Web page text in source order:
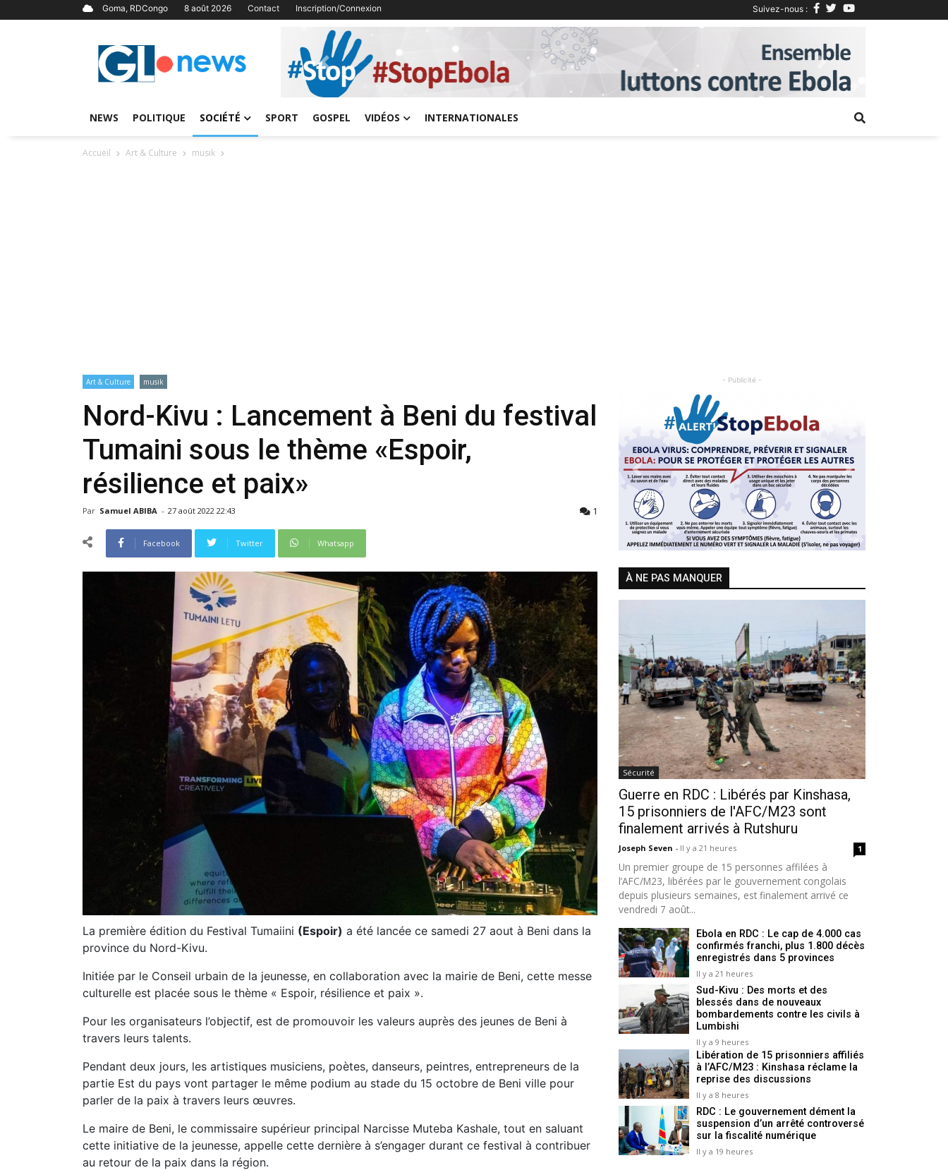
Goma, RDCongo 8 août 2026 Contact Inscription/Connexion Suivez-nous :
Previous Next
NEWS POLITIQUE SOCIÉTÉ SPORT GOSPEL VIDÉOS INTERNATIONALES
Accueil Art & Culture musik
Art & Culture musik
Nord-Kivu : Lancement à Beni du festival
Tumaini sous le thème «Espoir,
résilience et paix»
Par Samuel ABIBA - 27 août 2022 22:43 1
Facebook Twitter Whatsapp
La première édition du Festival Tumaiini (Espoir) a été lancée ce samedi 27 aout à Beni dans la
province du Nord-Kivu.
Initiée par le Conseil urbain de la jeunesse, en collaboration avec la mairie de Beni, cette messe
culturelle est placée sous le thème « Espoir, résilience et paix ».
Pour les organisateurs l’objectif, est de promouvoir les valeurs auprès des jeunes de Beni à
travers leurs talents.
Pendant deux jours, les artistiques musiciens, poètes, danseurs, peintres, entrepreneurs de la
partie Est du pays vont partager le même podium au stade du 15 octobre de Beni ville pour
parler de la paix à travers leurs œuvres.
Le maire de Beni, le commissaire supérieur principal Narcisse Muteba Kashale, tout en saluant
cette initiative de la jeunesse, appelle cette dernière à s’engager durant ce festival à contribuer
au retour de la paix dans la région.
- Publicité -
Previous Next
À NE PAS MANQUER
Sécurité
Guerre en RDC : Libérés par Kinshasa,
15 prisonniers de l'AFC/M23 sont
finalement arrivés à Rutshuru
Joseph Seven - Il y a 21 heures 1
Un premier groupe de 15 personnes affilées à
l’AFC/M23, libérées par le gouvernement congolais
depuis plusieurs semaines, est finalement arrivé ce
vendredi 7 août...
Ebola en RDC : Le cap de 4.000 cas
confirmés franchi, plus 1.800 décès
enregistrés dans 5 provinces
Il y a 21 heures
Sud-Kivu : Des morts et des
blessés dans de nouveaux
bombardements contre les civils à
Lumbishi
Il y a 9 heures
Libération de 15 prisonniers affiliés
à l’AFC/M23 : Kinshasa réclame la
reprise des discussions
Il y a 8 heures
RDC : Le gouvernement dément la
suspension d’un arrêté controversé
sur la fiscalité numérique
Il y a 19 heures